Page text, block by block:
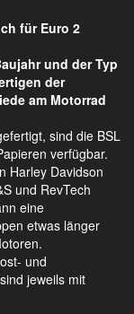
für Euro 2
und der Typ
der
am Motorrad
sind die BSL
verfügbar.
Harley Davidson
und RevTech
eine
etwas länger
und
jeweils mit